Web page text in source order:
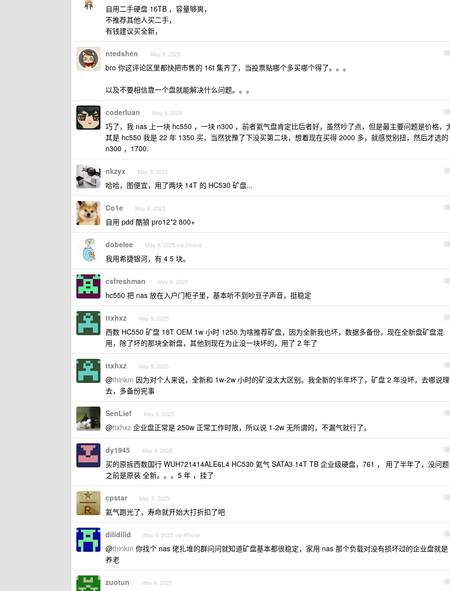
自用二手硬盘 16TB ，容量够爽，
不推荐其他人买二手，
有钱建议买全新，
25
ntedshen May 9, 2025
bro 你这评论区里都快把市售的 16t 集齐了，当投票贴哪个多买哪个得了。。。
以及不要相信靠一个盘就能解决什么问题。。。
26
coderluan May 9, 2025
巧了，我 nas 上一块 hc550 ，一块 n300 ，前者氦气盘肯定比后者好，虽然吵了点，但是最主要问题是价格，
其是 hc550 我是 22 年 1350 买，当然犹豫了下没买第二块，想着现在买得 2000 多，就感觉别扭，然后才选的
n300 ，1700.
27
nkzyx May 9, 2025
哈哈，图便宜，用了两块 14T 的 HC530 矿盘...
28
Co1e May 9, 2025
自用 pdd 酷狼 pro12*2 800+
29
dobelee May 9, 2025 via iPhone
我用希捷银河，有 4 5 块。
30
csfreshman May 9, 2025
hc550 把 nas 放在入户门柜子里，基本听不到吵豆子声音，挺稳定
31
ttxhxz May 9, 2025
西数 HC550 矿盘 18T OEM 1w 小时 1250.为啥推荐矿盘，因为全新我也坏，数据多备份，现在全新盘矿盘混
用，除了坏的那块全新盘，其他到现在为止没一块坏的，用了 2 年了
32
ttxhxz May 9, 2025
@thinkm 因为对个人来说，全新和 1w-2w 小时的矿没太大区别。我全新的半年坏了，矿盘 2 年没坏，去哪说理
去，多备份完事
33
SenLief May 9, 2025
@ttxhxz 企业盘正常是 250w 正常工作时限，所以说 1-2w 无所谓的，不漏气就行了。
34
dy1945 May 9, 2025
买的原拆西数国行 WUH721414ALE6L4 HC530 氦气 SATA3 14T TB 企业级硬盘，761 ， 用了半年了，没问题
之前是原装 全新。。。5 年 ，挂了
35
cpstar May 9, 2025
氦气跑光了，寿命就开始大打折扣了吧
36
dilidilid May 9, 2025 via iPhone
@thinkm 你找个 nas 佬扎堆的群问问就知道矿盘基本都很稳定，家用 nas 那个负载对没有损坏过的企业盘就是
养老
37
zuotun May 9, 2025